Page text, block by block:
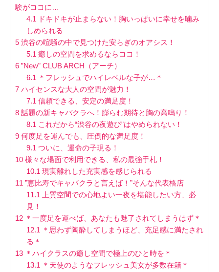
験がココに…
4.1 ドキドキが止まらない！胸いっぱいに幸せを噛み
しめられる
5 渋谷の喧騒の中で見つけた安らぎのオアシス！
5.1 癒しの空間を求めるならココ！
6 ”New” CLUB ARCH（アーチ）
6.1 ＊フレッシュでハイレベルな子が…＊
7 ハイセンスな大人の空間が魅力！
7.1 信頼できる、安定の満足度！
8 話題の新キャバクラへ！膨らむ期待と胸の高鳴り！
8.1 これだから“渋谷の夜遊び”はやめられない！
9 何度足を運んでも、圧倒的な満足度！
9.1 ついに、運命の子現る！
10 様々な場面で利用できる、私の最強手札！
10.1 現実離れした充実感を感じられる
11 ”恵比寿でキャバクラと言えば！”そんな代表格店
11.1 上質空間での心地よい一夜を堪能したい方、必
見！
12 ＊一度足を運べば、あなたも魅了されてしまうはず＊
12.1 ＊思わず陶酔してしまうほど、充足感に満たされ
る＊
13 ＊ハイクラスの癒し空間で極上のひと時を＊
13.1 ＊天使のようなフレッシュ美女が多数在籍＊